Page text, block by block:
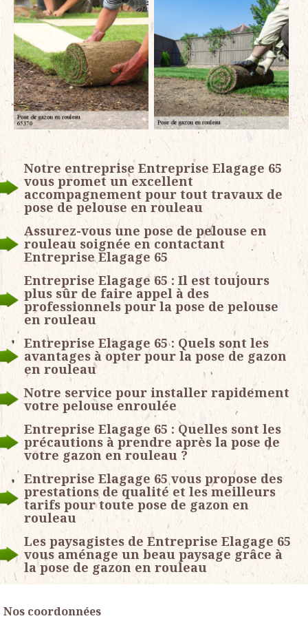
Notre entreprise Entreprise Elagage 65
vous promet un excellent
accompagnement pour tout travaux de
pose de pelouse en rouleau
Assurez-vous une pose de pelouse en
rouleau soignée en contactant
Entreprise Elagage 65
Entreprise Elagage 65 : Il est toujours
plus sûr de faire appel à des
professionnels pour la pose de pelouse
en rouleau
Entreprise Elagage 65 : Quels sont les
avantages à opter pour la pose de gazon
en rouleau
Notre service pour installer rapidement
votre pelouse enroulée
Entreprise Elagage 65 : Quelles sont les
précautions à prendre après la pose de
votre gazon en rouleau ?
Entreprise Elagage 65 vous propose des
prestations de qualité et les meilleurs
tarifs pour toute pose de gazon en
rouleau
Les paysagistes de Entreprise Elagage 65
vous aménage un beau paysage grâce à
la pose de gazon en rouleau
Nos coordonnées